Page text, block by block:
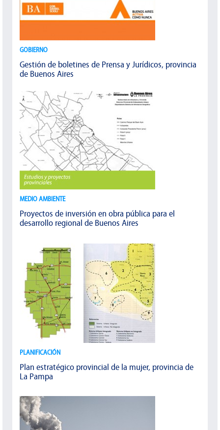
GOBIERNO
Gestión de boletines de Prensa y Jurídicos, provincia
de Buenos Aires
MEDIO AMBIENTE
Proyectos de inversión en obra pública para el
desarrollo regional de Buenos Aires
PLANIFICACIÓN
Plan estratégico provincial de la mujer, provincia de
La Pampa